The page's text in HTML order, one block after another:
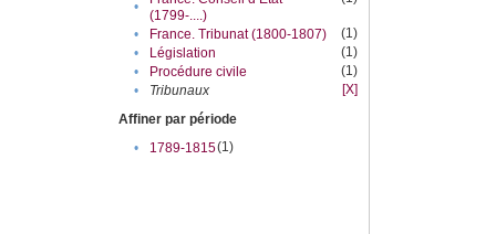
•
(1799-....)
• France. Tribunat (1800-1807)
(1)
•
Législation
(1)
•
Procédure civile
(1)
•
Tribunaux
[X]
Affiner par période
•
1789-1815(1)